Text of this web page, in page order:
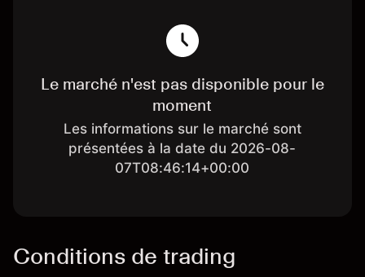
Le marché n'est pas disponible pour le
moment
Les informations sur le marché sont
présentées à la date du 2026-08-
07T08:46:14+00:00
Conditions de trading